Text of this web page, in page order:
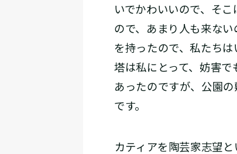
いでかわいいので、そ
ので、あまり人も来な
を持ったので、私たち
塔は私にとって、妨害
あったのですが、公園
です。
――カティアを陶芸家志望